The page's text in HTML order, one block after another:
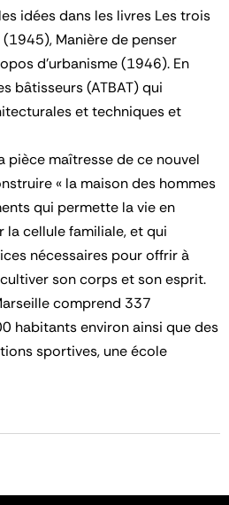
idées dans les livres Les trois
Manière de penser
d’urbanisme (1946). En
bâtisseurs (ATBAT) qui
et techniques et
pièce maîtresse de ce nouvel
« la maison des hommes
qui permette la vie en
la cellule familiale, et qui
nécessaires pour offrir à
son corps et son esprit.
comprend 337
habitants environ ainsi que des
sportives, une école